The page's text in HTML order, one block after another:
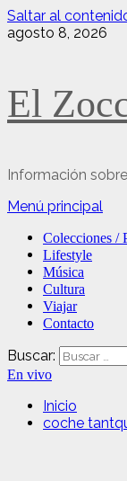
Saltar al
agosto 8, 2026
El
Información
Menú principal
Colecciones /
Lifestyle
Música
Cultura
Viajar
Contacto
Buscar:
En vivo
Inicio
coche